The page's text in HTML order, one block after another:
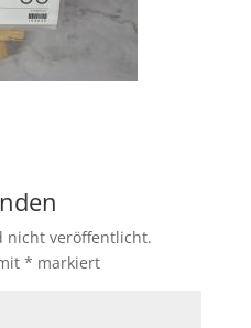
nicht veröffentlicht.
* markiert